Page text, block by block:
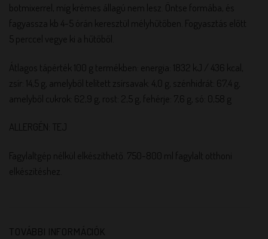
botmixerrel, míg krémes állagú nem lesz. Öntse formába, és
fagyassza kb 4-5 órán keresztül mélyhűtőben. Fogyasztás előtt
5 perccel vegye ki a hűtőből.
Átlagos tápérték 100 g termékben: energia: 1832 kJ / 436 kcal,
zsír: 14,5 g, amelyből telített zsírsavak: 4,0 g, szénhidrát: 67,4 g,
amelyből cukrok: 62,9 g, rost: 2,5 g, fehérje: 7,6 g, só: 0,58 g
ALLERGÉN: TEJ
Fagylaltgép nélkül elkészíthető. 750-800 ml fagylalt otthoni
elkészítéshez.
TOVÁBBI INFORMÁCIÓK